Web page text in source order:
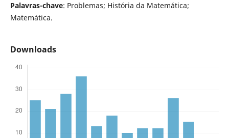
Palavras-chave: Problemas; História da Matemática;
Matemática.
Downloads